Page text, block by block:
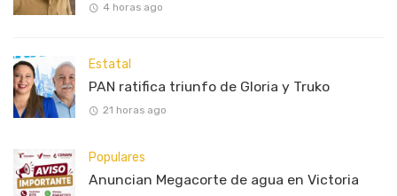
4 horas ago
Estatal
PAN ratifica triunfo de Gloria y Truko
21 horas ago
Populares
Anuncian Megacorte de agua en Victoria